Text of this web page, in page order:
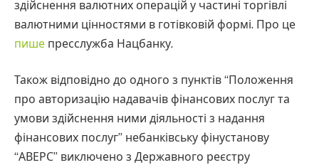
здійснення валютних операцій у частині торгівлі
валютними цінностями в готівковій формі. Про це
пише пресслужба Нацбанку.
Також відповідно до одного з пунктів “Положення
про авторизацію надавачів фінансових послуг та
умови здійснення ними діяльності з надання
фінансових послуг” небанківську фінустанову
“АВЕРС” виключено з Державного реєстру